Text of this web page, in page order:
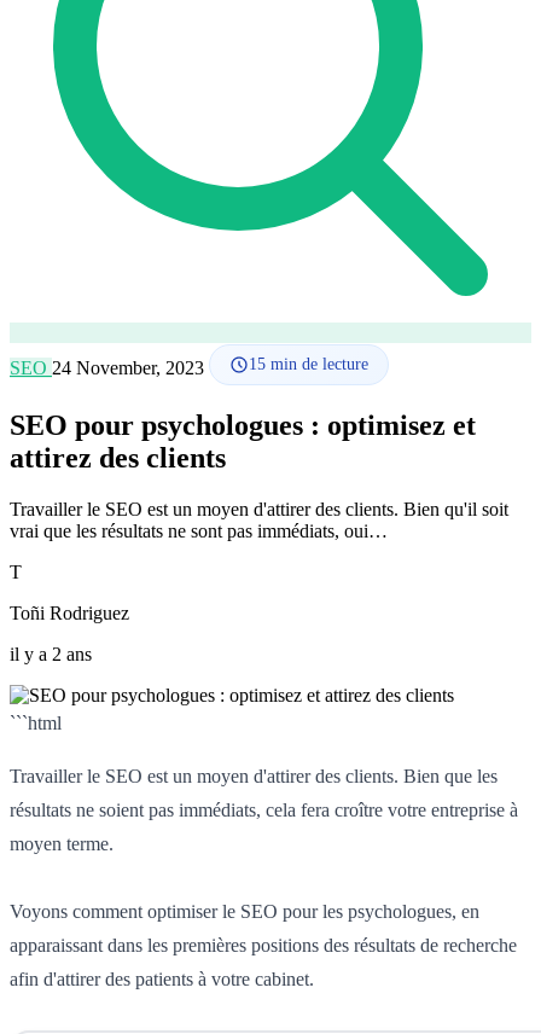
Langue
🇪🇸 ES
🇬🇧 EN
Se connecter
SEO 24 November, 2023 15 min de lecture
SEO pour psychologues : optimisez et
attirez des clients
Travailler le SEO est un moyen d'attirer des clients. Bien qu'il soit
vrai que les résultats ne sont pas immédiats, oui…
T
Toñi Rodriguez
il y a 2 ans
```html
Travailler le SEO est un moyen d'attirer des clients. Bien que les
résultats ne soient pas immédiats, cela fera croître votre entreprise à
moyen terme.
Voyons comment optimiser le SEO pour les psychologues, en
apparaissant dans les premières positions des résultats de recherche
afin d'attirer des patients à votre cabinet.